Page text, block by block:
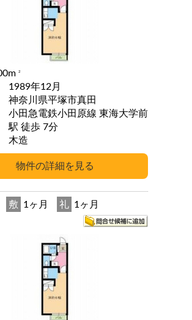
2
1989年12月
神奈川県平塚市真田
小田急電鉄小田原線 東海大学前
駅 徒歩 7分
木造
敷 1ヶ月 礼 1ヶ月